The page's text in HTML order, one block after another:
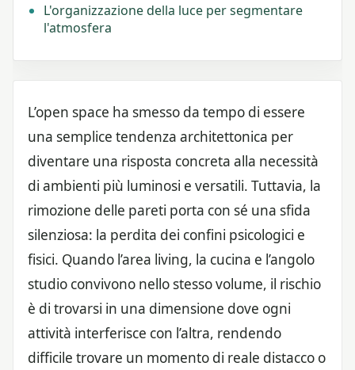
L'organizzazione della luce per segmentare
l'atmosfera
L’open space ha smesso da tempo di essere
una semplice tendenza architettonica per
diventare una risposta concreta alla necessità
di ambienti più luminosi e versatili. Tuttavia, la
rimozione delle pareti porta con sé una sfida
silenziosa: la perdita dei confini psicologici e
fisici. Quando l’area living, la cucina e l’angolo
studio convivono nello stesso volume, il rischio
è di trovarsi in una dimensione dove ogni
attività interferisce con l’altra, rendendo
difficile trovare un momento di reale distacco o